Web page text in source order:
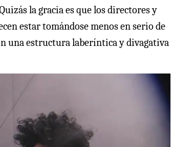
la gracia es que los directores y
estar tomándose menos en serio de
una estructura laberíntica y divagativa